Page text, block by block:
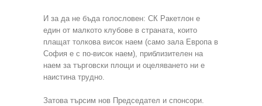
И за да не бъда голословен: СК Ракетлон е
един от малкото клубове в страната, които
плащат толкова висок наем (само зала Европа в
София е с по-висок наем), приблизителен на
наем за търговски площи и оцеляването ни е
наистина трудно.
Затова търсим нов Председател и спонсори.